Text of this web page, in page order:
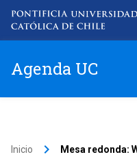
Agenda UC
Item 2
Inicio keyboard_arrow_right Mesa redonda: